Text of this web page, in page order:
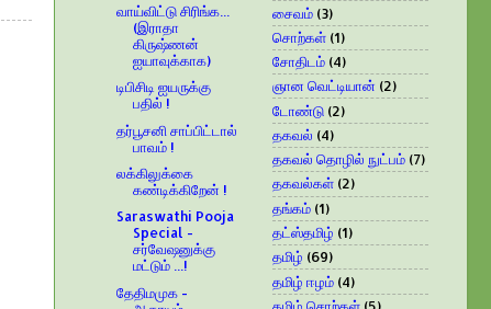
வாய்விட்டு சிரிங்க...
(இராதா
கிருஷ்ணன்
ஐயாவுக்காக)
டிபிசிடி ஐயருக்கு
பதில் !
தர்பூசனி சாப்பிட்டால்
பாவம் !
லக்கிலுக்கை
கண்டிக்கிறேன் !
Saraswathi Pooja
Special -
சர்வேஷனுக்கு
மட்டும் ...!
தேதிமமுக -
சைவம் (3)
சொற்கள் (1)
சோதிடம் (4)
ஞான வெட்டியான் (2)
டோண்டு (2)
தகவல் (4)
தகவல் தொழில் நுட்பம் (7)
தகவல்கள் (2)
தங்கம் (1)
தட்ஸ்தமிழ் (1)
தமிழ் (69)
தமிழ் ஈழம் (4)